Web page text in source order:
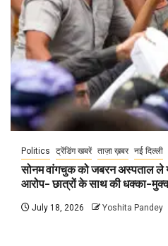
Politics ट्रेंडिंग खबरें ताज़ा ख़बर नई दिल्ली
सोनम वांगचुक को जबरन अस्पताल ले
आरोप- छात्रों के साथ की धक्का-
July 18, 2026 Yoshita Pandey